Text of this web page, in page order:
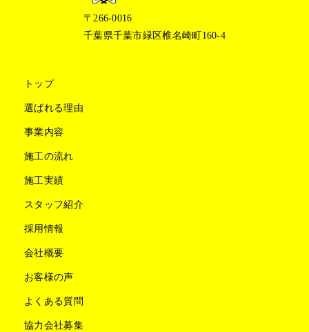
〒266-0016
千葉県千葉市緑区椎名崎町160-4
トップ
選ばれる理由
事業内容
施工の流れ
施工実績
スタッフ紹介
採用情報
会社概要
お客様の声
よくある質問
協力会社募集